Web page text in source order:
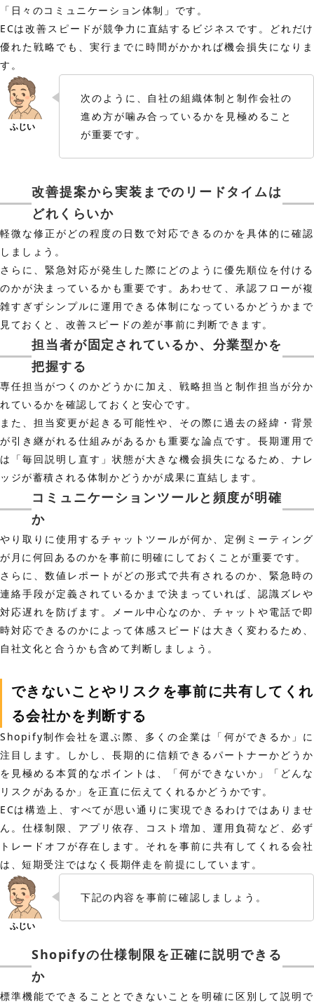
「日々のコミュニケーション体制」です。
ECは改善スピードが競争力に直結するビジネスです。どれだけ
優れた戦略でも、実行までに時間がかかれば機会損失になりま
す。
次のように、自社の組織体制と制作会社の
進め方が噛み合っているかを見極めること
が重要です。
改善提案から実装までのリードタイムは
どれくらいか
軽微な修正がどの程度の日数で対応できるのかを具体的に確認
しましょう。
さらに、緊急対応が発生した際にどのように優先順位を付ける
のかが決まっているかも重要です。あわせて、承認フローが複
雑すぎずシンプルに運用できる体制になっているかどうかまで
見ておくと、改善スピードの差が事前に判断できます。
担当者が固定されているか、分業型かを
把握する
専任担当がつくのかどうかに加え、戦略担当と制作担当が分か
れているかを確認しておくと安心です。
また、担当変更が起きる可能性や、その際に過去の経緯・背景
が引き継がれる仕組みがあるかも重要な論点です。長期運用で
は「毎回説明し直す」状態が大きな機会損失になるため、ナレ
ッジが蓄積される体制かどうかが成果に直結します。
コミュニケーションツールと頻度が明確
か
やり取りに使用するチャットツールが何か、定例ミーティング
が月に何回あるのかを事前に明確にしておくことが重要です。
さらに、数値レポートがどの形式で共有されるのか、緊急時の
連絡手段が定義されているかまで決まっていれば、認識ズレや
対応遅れを防げます。メール中心なのか、チャットや電話で即
時対応できるのかによって体感スピードは大きく変わるため、
自社文化と合うかも含めて判断しましょう。
できないことやリスクを事前に共有してくれ
る会社かを判断する
Shopify制作会社を選ぶ際、多くの企業は「何ができるか」に
注目します。しかし、長期的に信頼できるパートナーかどうか
を見極める本質的なポイントは、「何ができないか」「どんな
リスクがあるか」を正直に伝えてくれるかどうかです。
ECは構造上、すべてが思い通りに実現できるわけではありませ
ん。仕様制限、アプリ依存、コスト増加、運用負荷など、必ず
トレードオフが存在します。それを事前に共有してくれる会社
は、短期受注ではなく長期伴走を前提にしています。
下記の内容を事前に確認しましょう。
Shopifyの仕様制限を正確に説明できる
か
標準機能でできることとできないことを明確に区別して説明で